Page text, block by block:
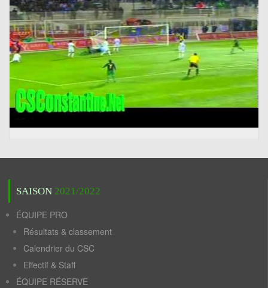
SAISON 2021/2022
ÉQUIPE PRO
Résultats & classement
Calendrier du CSC
Effectif & Staff
ÉQUIPE RÉSERVE